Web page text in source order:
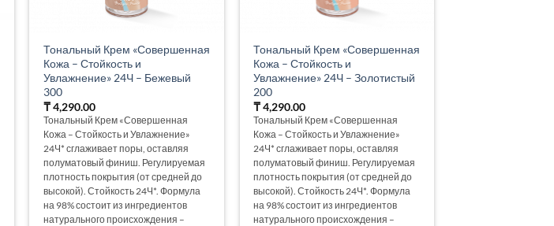
Тональный Крем «Совершенная
Кожа – Стойкость и
Увлажнение» 24Ч – Бежевый
300
₸4,290.00
Тональный Крем «Совершенная
Кожа – Стойкость и Увлажнение»
24Ч* сглаживает поры, оставляя
полуматовый финиш. Регулируемая
плотность покрытия (от средней до
высокой). Стойкость 24Ч*. Формула
на 98% состоит из ингредиентов
натурального происхождения –
Тональный Крем «Совершенная
Кожа – Стойкость и
Увлажнение» 24Ч – Золотистый
200
₸4,290.00
Тональный Крем «Совершенная
Кожа – Стойкость и Увлажнение»
24Ч* сглаживает поры, оставляя
полуматовый финиш. Регулируемая
плотность покрытия (от средней до
высокой). Стойкость 24Ч*. Формула
на 98% состоит из ингредиентов
натурального происхождения –